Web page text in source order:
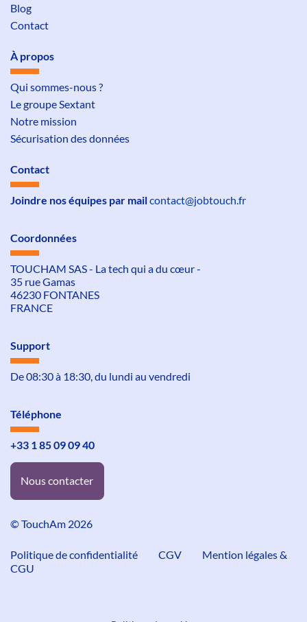
Blog
Contact
À propos
Qui sommes-nous ?
Le groupe Sextant
Notre mission
Sécurisation des données
Contact
Joindre nos équipes par mailcontact@jobtouch.fr
Coordonnées
TOUCHAM SAS - La tech qui a du cœur -
35 rue Gamas
46230 FONTANES
FRANCE
Support
De 08:30 à 18:30, du lundi au vendredi
Téléphone
+33 1 85 09 09 40
Nous contacter
© TouchAm 2026
Politique de confidentialité CGV
Mention légales &
CGU